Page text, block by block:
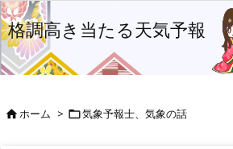
格調高き当たる天気予報
ホーム > 気象予報士、気象の話